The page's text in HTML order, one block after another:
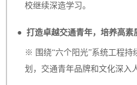
校继续深造学习。
● 打造卓越交通青年，培养高素
※ 围绕“六个阳光”系统工程持
划，交通青年品牌和文化深入